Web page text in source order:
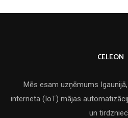
CELEON
Mēs esam uzņēmums
interneta (IoT) mājas
un